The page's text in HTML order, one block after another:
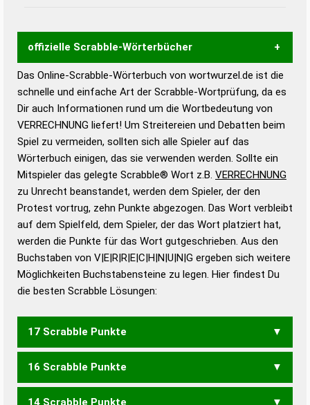
offizielle Scrabble-Wörterbücher
Wortwurzel liefert mit Hilfe eines semantischen
Wortanalyse-Algorithmus gute Anhaltspunkte zu
Wortbedeutung, Worttrennung und Wortform, um die
Gültigkeit eines Wortes für das Scrabble-Spiel zu
bestimmen! zugelassene Turnier Scrabble-
Wörterbücher sind:
Duden – Standardwerk in 12 Bänden
Duden – Richtiges und gutes
Deutsch
Duden – Die deutsche Grammatik
Duden – Deutsches
Universalwörterbuch
Das Online-Scrabble-Wörterbuch von wortwurzel.de ist die
schnelle und einfache Art der Scrabble-Wortprüfung, da es
Dir auch Informationen rund um die Wortbedeutung von
VERRECHNUNG liefert! Um Streitereien und Debatten beim
Spiel zu vermeiden, sollten sich alle Spieler auf das
Wörterbuch einigen, das sie verwenden werden. Sollte ein
Mitspieler das gelegte Scrabble® Wort z.B. VERRECHNUNG
zu Unrecht beanstandet, werden dem Spieler, der den
Protest vortrug, zehn Punkte abgezogen. Das Wort verbleibt
auf dem Spielfeld, dem Spieler, der das Wort platziert hat,
werden die Punkte für das Wort gutgeschrieben. Aus den
Buchstaben von V|E|R|R|E|C|H|N|U|N|G ergeben sich weitere
Möglichkeiten Buchstabensteine zu legen. Hier findest Du
die besten Scrabble Lösungen:
17 Scrabble Punkte
VERHUNGERN
16 Scrabble Punkte
14 Scrabble Punkte